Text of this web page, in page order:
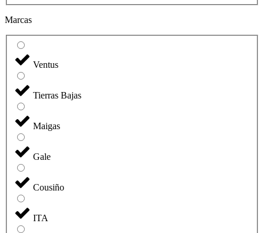
Marcas
Ventus
Tierras Bajas
Maigas
Gale
Cousiño
ITA